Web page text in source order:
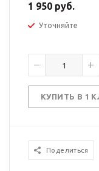
1 950 руб.
Уточняйте
КУПИТЬ В 1
Поделиться